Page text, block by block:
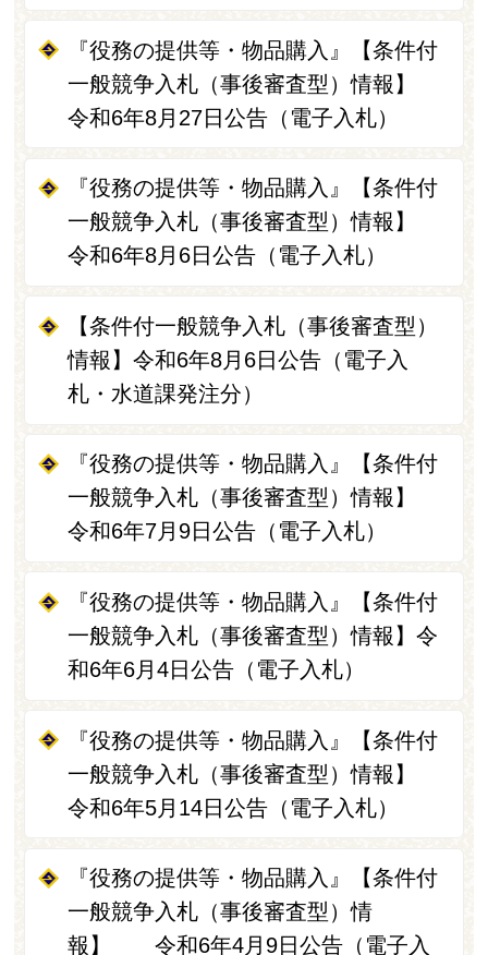
『役務の提供等・物品購入』【条件付
一般競争入札（事後審査型）情報】
令和6年8月27日公告（電子入札）
『役務の提供等・物品購入』【条件付
一般競争入札（事後審査型）情報】
令和6年8月6日公告（電子入札）
【条件付一般競争入札（事後審査型）
情報】令和6年8月6日公告（電子入
札・水道課発注分）
『役務の提供等・物品購入』【条件付
一般競争入札（事後審査型）情報】
令和6年7月9日公告（電子入札）
『役務の提供等・物品購入』【条件付
一般競争入札（事後審査型）情報】令
和6年6月4日公告（電子入札）
『役務の提供等・物品購入』【条件付
一般競争入札（事後審査型）情報】
令和6年5月14日公告（電子入札）
『役務の提供等・物品購入』【条件付
一般競争入札（事後審査型）情
報】 令和6年4月9日公告（電子入